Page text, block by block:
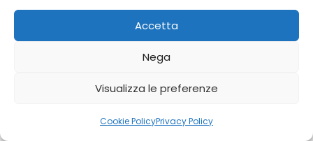
Accetta
Nega
Visualizza le preferenze
Cookie PolicyPrivacy Policy